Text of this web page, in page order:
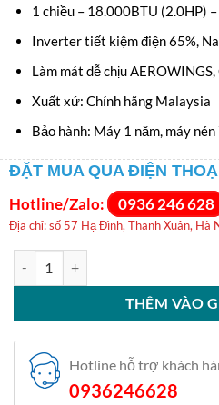
1 chiều – 18.000BTU (2.0HP)
Inverter tiết kiệm điện 65%,
Làm mát dễ chịu
Xuất xứ: Chính hãng Malaysia
Bảo hành: Máy 1 năm, máy nén
ĐẶT MUA QUA ĐIỆN
Hotline/Zalo: 0936 246 628
Địa chỉ: số 57 Hạ Đình, Thanh Xuân, Hà
THÊM VÀO
Hotline hỗ trợ khách
0936246628